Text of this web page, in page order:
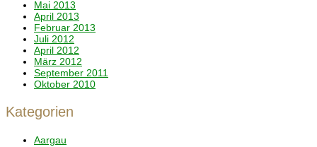
Mai 2013
April 2013
Februar 2013
Juli 2012
April 2012
März 2012
September 2011
Oktober 2010
Kategorien
Aargau